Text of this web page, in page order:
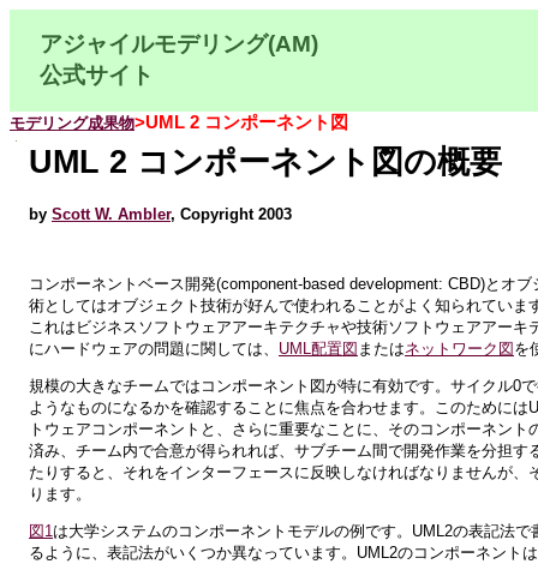
アジャイルモデリング(AM)
公式サイト
モデリング成果物>UML 2 コンポーネント図
UML 2 コンポーネント図の概要
by Scott W. Ambler, Copyright 2003
コンポーネントベース開発(component-based development: CBD)とオ
術としてはオブジェクト技術が好んで使われることがよく知られてい
これはビジネスソフトウェアアーキテクチャや技術ソフトウェアアー
にハードウェアの問題に関しては、 UML配置図 またはネットワーク図を
規模の大きなチームではコンポーネント図が特に有効です。サイクル0
ようなものになるかを確認することに焦点を合わせます。このために
トウェアコンポーネントと、さらに重要なことに、そのコンポーネン
済み、チーム内で合意が得られれば、サブチーム間で開発作業を分担
たりすると、それをインターフェースに反映しなければなりませんが
ります。
図1は大学システムのコンポーネントモデルの例です。UML2の表記法で
るように、表記法がいくつか異なっています。UML2のコンポーネン